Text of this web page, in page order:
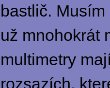
bastlič.
už mnohokrát
multimetry
rozsazích,